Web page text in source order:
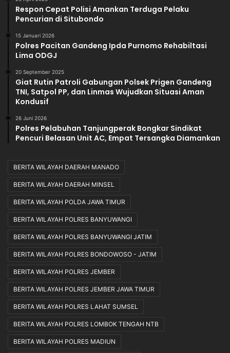
Respon Cepat Polisi Amankan Terduga Pelaku
Pencurian di Situbondo
15 Januari 2026
Polres Pacitan Gandeng Ipda Purnomo Rehabiltasi
Lima ODGJ
20 September 2025
Giat Rutin Patroli Gabungan Polsek Prigen Gandeng
TNI, Satpol PP, dan Linmas Wujudkan Situasi Aman
Kondusif
26 Juni 2026
Polres Pelabuhan Tanjungperak Bongkar Sindikat
Pencuri Belasan Unit AC, Empat Tersangka Diamankan
BERITA WILAYAH DAERAH MANADO
BERITA WILAYAH DAERAH MINSEL
BERITA WILAYAH POLDA JAWA TIMUR
BERITA WILAYAH POLRES BANYUWANGI
BERITA WILAYAH POLRES BANYUWANGI JATIM
BERITA WILAYAH POLRES BONDOWOSO - JATIM
BERITA WILAYAH POLRES JEMBER
BERITA WILAYAH POLRES JEMBER JAWA TIMUR
BERITA WILAYAH POLRES LAHAT SUMSEL
BERITA WILAYAH POLRES LOMBOK TENGAH NTB
BERITA WILAYAH POLRES MADIUN